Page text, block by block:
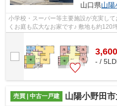
山口県山陽
小学校・スーパー等主要施設が充実し
くお庭も広大なお家です♪ 敷地も約120
なお家をこの価格で建てることは難し...
- /
売買 | 中古一戸建 山陽小野田市大